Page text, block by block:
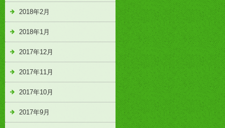
2018年2月
2018年1月
2017年12月
2017年11月
2017年10月
2017年9月